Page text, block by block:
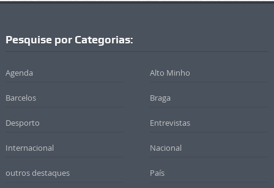
Pesquise por Categorias:
Agenda Alto Minho
Barcelos Braga
Desporto Entrevistas
Internacional Nacional
outros destaques País